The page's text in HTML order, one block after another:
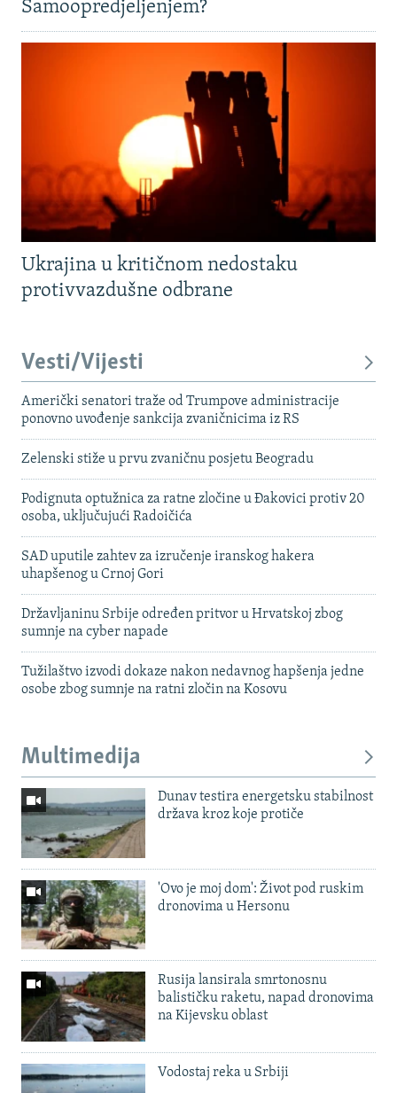
Samoopredjeljenjem?
Ukrajina u kritičnom nedostaku
protivvazdušne odbrane
Vesti/Vijesti
Američki senatori traže od Trumpove administracije
ponovno uvođenje sankcija zvaničnicima iz RS
Zelenski stiže u prvu zvaničnu posjetu Beogradu
Podignuta optužnica za ratne zločine u Đakovici protiv 20
osoba, uključujući Radoičića
SAD uputile zahtev za izručenje iranskog hakera
uhapšenog u Crnoj Gori
Državljaninu Srbije određen pritvor u Hrvatskoj zbog
sumnje na cyber napade
Tužilaštvo izvodi dokaze nakon nedavnog hapšenja jedne
osobe zbog sumnje na ratni zločin na Kosovu
Multimedija
Dunav testira energetsku stabilnost
država kroz koje protiče
'Ovo je moj dom': Život pod ruskim
dronovima u Hersonu
Rusija lansirala smrtonosnu
balističku raketu, napad dronovima
na Kijevsku oblast
Vodostaj reka u Srbiji